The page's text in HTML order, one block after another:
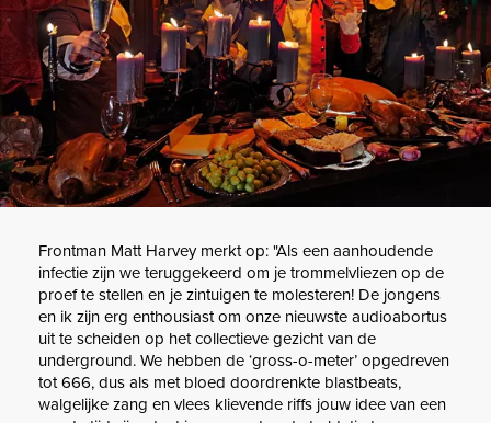
Frontman Matt Harvey merkt op: "Als een aanhoudende
infectie zijn we teruggekeerd om je trommelvliezen op de
proef te stellen en je zintuigen te molesteren! De jongens
en ik zijn erg enthousiast om onze nieuwste audioabortus
uit te scheiden op het collectieve gezicht van de
underground. We hebben de ‘gross-o-meter’ opgedreven
tot 666, dus als met bloed doordrenkte blastbeats,
walgelijke zang en vlees klievende riffs jouw idee van een